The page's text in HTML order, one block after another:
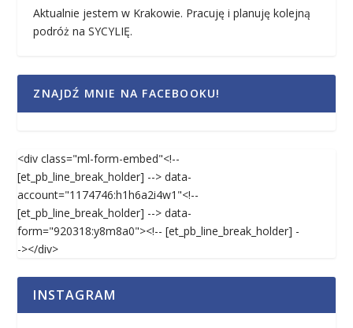
Aktualnie jestem w Krakowie. Pracuję i planuję kolejną
podróż na SYCYLIĘ.
ZNAJDŹ MNIE NA FACEBOOKU!
<div class="ml-form-embed"<!--
[et_pb_line_break_holder] --> data-
account="1174746:h1h6a2i4w1"<!--
[et_pb_line_break_holder] --> data-
form="920318:y8m8a0"><!-- [et_pb_line_break_holder] -
-></div>
INSTAGRAM